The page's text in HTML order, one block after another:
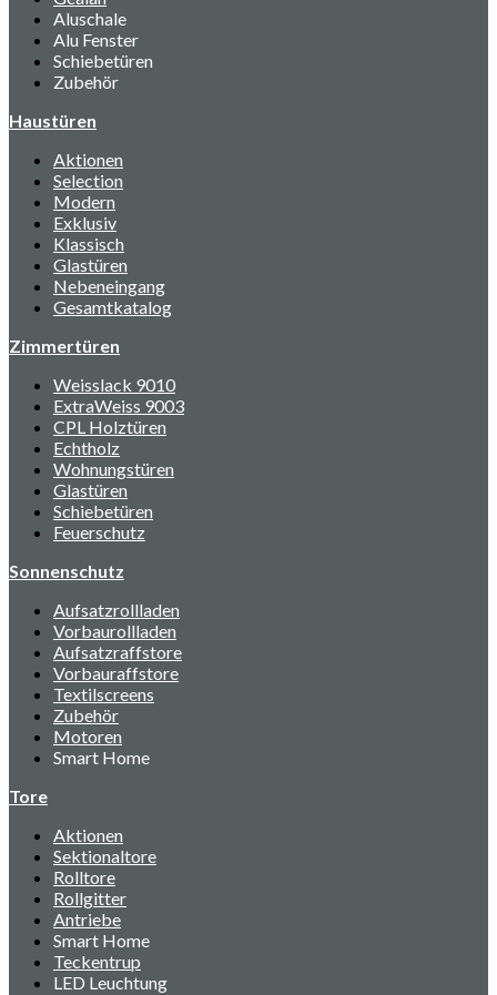
Aluschale
Alu Fenster
Schiebetüren
Zubehör
Haustüren
Aktionen
Selection
Modern
Exklusiv
Klassisch
Glastüren
Nebeneingang
Gesamtkatalog
Zimmertüren
Weisslack 9010
ExtraWeiss 9003
CPL Holztüren
Echtholz
Wohnungstüren
Glastüren
Schiebetüren
Feuerschutz
Sonnenschutz
Aufsatzrollladen
Vorbaurollladen
Aufsatzraffstore
Vorbauraffstore
Textilscreens
Zubehör
Motoren
Smart Home
Tore
Aktionen
Sektionaltore
Rolltore
Rollgitter
Antriebe
Smart Home
Teckentrup
LED Leuchtung